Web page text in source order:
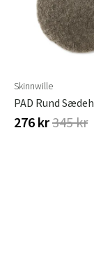
Skinnwille
276 kr345 kr